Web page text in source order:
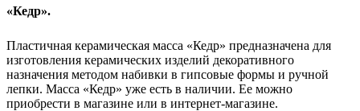
«Кедр».
Пластичная керамическая масса «Кедр» предназначена для
изготовления керамических изделий декоративного
назначения методом набивки в гипсовые формы и ручной
лепки. Масса «Кедр» уже есть в наличии. Ее можно
приобрести в магазине или в интернет-магазине.